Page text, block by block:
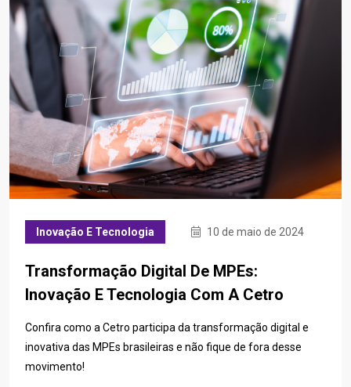
Inovação E Tecnologia 10 de maio de 2024
Transformação Digital De MPEs:
Inovação E Tecnologia Com A Cetro
Confira como a Cetro participa da transformação digital e
inovativa das MPEs brasileiras e não fique de fora desse
movimento!